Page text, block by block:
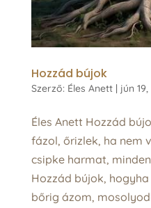
Hozzád bújok
Szerző: Éles Anett| jún
Éles Anett Hozzád
fázol, őrizlek, ha nem
csipke harmat,
Hozzád bújok,
bőrig ázom,